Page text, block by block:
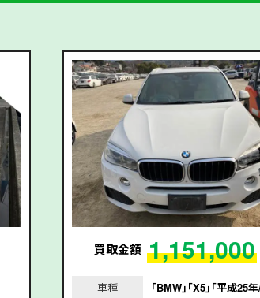
買取金額 1,151,000
車種
｢BMW｣｢X5｣｢平成25